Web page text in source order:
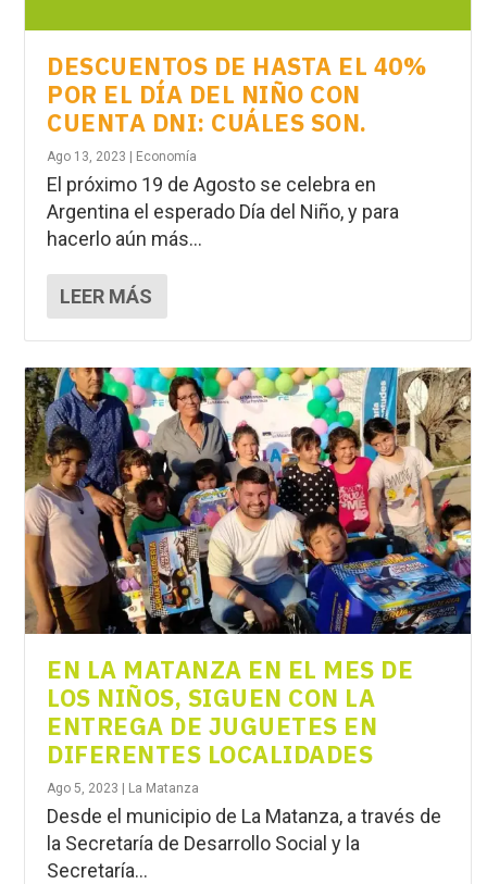
DESCUENTOS DE HASTA EL 40%
POR EL DÍA DEL NIÑO CON
CUENTA DNI: CUÁLES SON.
Ago 13, 2023 Economía
El próximo 19 de Agosto se celebra en
Argentina el esperado Día del Niño, y para
hacerlo aún más...
LEER MÁS
EN LA MATANZA EN EL MES DE
LOS NIÑOS, SIGUEN CON LA
ENTREGA DE JUGUETES EN
DIFERENTES LOCALIDADES
Ago 5, 2023 La Matanza
Desde el municipio de La Matanza, a través de
la Secretaría de Desarrollo Social y la
Secretaría...